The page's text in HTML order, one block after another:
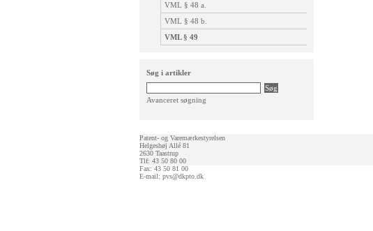
VML § 48 a.
VML § 48 b.
VML § 49
Søg i artikler
Avanceret søgning
Patent- og Varemærkestyrelsen
Helgeshøj Allé 81
2630 Taastrup
Tlf: 43 50 80 00
Fax: 43 50 81 00
E-mail: pvs@dkpto.dk